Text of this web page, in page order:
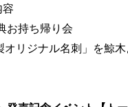
お持ち帰り会
リジナル名刺」を鯨